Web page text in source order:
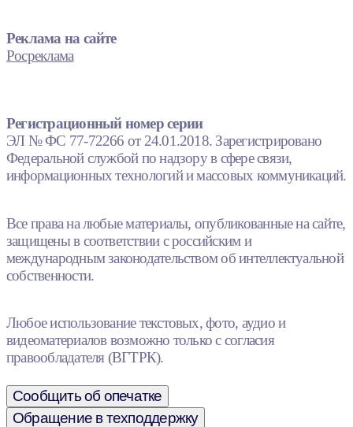
Реклама на сайте
Росреклама
Регистрационный номер серии
ЭЛ № ФС 77-72266 от 24.01.2018. Зарегистрировано
Федеральной службой по надзору в сфере связи,
информационных технологий и массовых коммуникаций.
Все права на любые материалы, опубликованные на сайте,
защищены в соответствии с российским и
международным законодательством об интеллектуальной
собственности.
Любое использование текстовых, фото, аудио и
видеоматериалов возможно только с согласия
правообладателя (ВГТРК).
Сообщить об опечатке
Обращение в техподдержку